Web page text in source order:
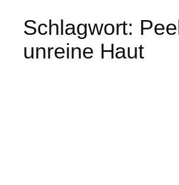
Schlagwort:
unreine Haut